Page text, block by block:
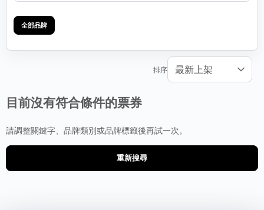
全部品牌
排序
目前沒有符合條件的票券
請調整關鍵字、品牌類別或品牌標籤後再試一次。
重新搜尋